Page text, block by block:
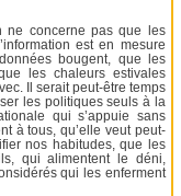
ne concerne pas que les
est en mesure
bougent, que les
les chaleurs estivales
Il serait peut-être temps
les politiques seuls à la
qui s’appuie sans
à tous, qu’elle veut peut-
nos habitudes, que les
qui alimentent le déni,
qui les enferment